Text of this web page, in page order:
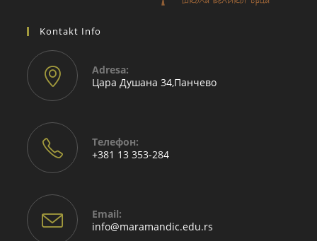
Kontakt Info
Adresа:
Цара Душана 34,Панчево
Телефон:
+381 13 353-284
Email:
info@maramandic.edu.rs